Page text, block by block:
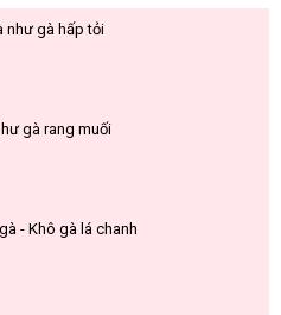
như gà hấp tỏi
gà rang muối
- Khô gà lá chanh